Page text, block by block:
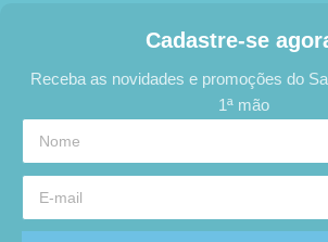
Cadastre-se
Receba as novidades e promoções do
1ª mão